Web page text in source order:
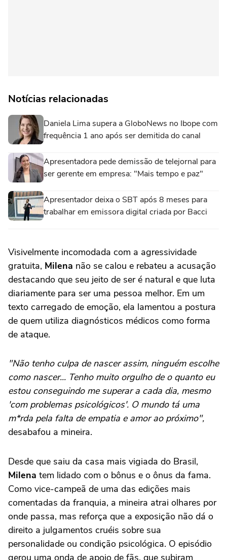
Notícias relacionadas
Daniela Lima supera a GloboNews no Ibope com
frequência 1 ano após ser demitida do canal
Apresentadora pede demissão de telejornal para
ser gerente em empresa: "Mais tempo e paz"
Apresentador deixa o SBT após 8 meses para
trabalhar em emissora digital criada por Bacci
Visivelmente incomodada com a agressividade
gratuita, Milena não se calou e rebateu a acusação
destacando que seu jeito de ser é natural e que luta
diariamente para ser uma pessoa melhor. Em um
texto carregado de emoção, ela lamentou a postura
de quem utiliza diagnósticos médicos como forma
de ataque.
"Não tenho culpa de nascer assim, ninguém escolhe
como nascer... Tenho muito orgulho de o quanto eu
estou conseguindo me superar a cada dia, mesmo
'com problemas psicológicos'. O mundo tá uma
m*rda pela falta de empatia e amor ao próximo",
desabafou a mineira.
Desde que saiu da casa mais vigiada do Brasil,
Milena tem lidado com o bônus e o ônus da fama.
Como vice-campeã de uma das edições mais
comentadas da franquia, a mineira atrai olhares por
onde passa, mas reforça que a exposição não dá o
direito a julgamentos cruéis sobre sua
personalidade ou condição psicológica. O episódio
gerou uma onda de apoio de fãs, que subiram